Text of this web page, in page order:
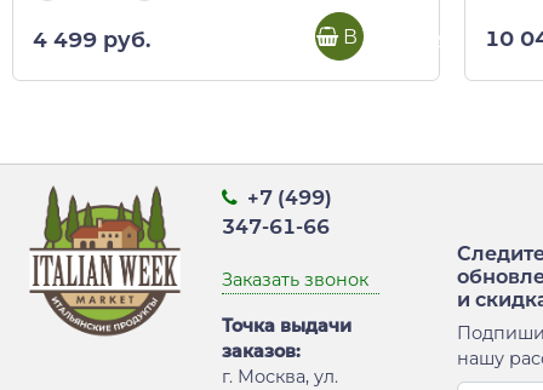
4 499 руб. В корзину 10
+7 (499)
347-61-66
Заказать звонок
Точка выдачи
заказов:
г. Москва, ул.
и
нашу